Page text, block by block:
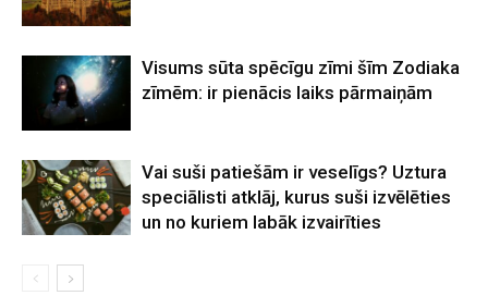
Visums sūta spēcīgu zīmi šīm Zodiaka
zīmēm: ir pienācis laiks pārmaiņām
Vai suši patiešām ir veselīgs? Uztura
speciālisti atklāj, kurus suši izvēlēties
un no kuriem labāk izvairīties